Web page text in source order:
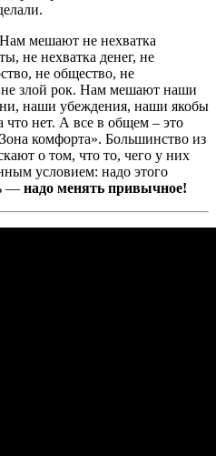
мешают не нехватка
не нехватка денег, не
не общество, не
не злой рок. Нам мешают наши
наши убеждения, наши якобы
что нет. А все в общем – это
комфорта». Большинство из
о том, что то, чего у них
условием: надо этого
— надо менять привычное!